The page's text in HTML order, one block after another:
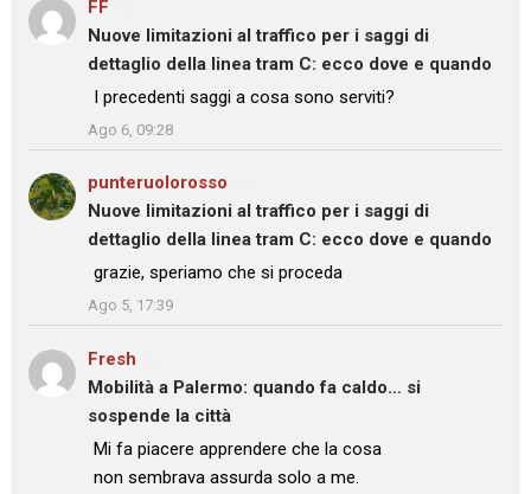
FF
Nuove limitazioni al traffico per i saggi di
dettaglio della linea tram C: ecco dove e quando
: “I precedenti saggi a cosa sono serviti?
Ago 6, 09:28
punteruolorosso
Nuove limitazioni al traffico per i saggi di
dettaglio della linea tram C: ecco dove e quando
: “
grazie, speriamo che si proceda
”
Ago 5, 17:39
Fresh
Mobilità a Palermo: quando fa caldo… si
sospende la città
: “
Mi fa piacere apprendere che la cosa
non sembrava assurda solo a me.
”